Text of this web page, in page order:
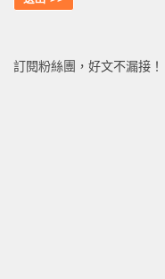
訂閱粉絲團，好文不漏接！